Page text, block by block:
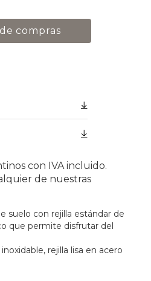
suelo con rejilla estándar de
que permite disfrutar del
rejilla lisa en acero
compras
con IVA incluido.
de nuestras